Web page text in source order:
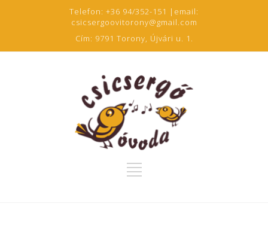
Telefon: +36 94/352-151 |email:
csicsergoovitorony@gmail.com
Cím: 9791 Torony, Újvári u. 1.